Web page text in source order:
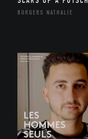
BORGERS NATHALIE